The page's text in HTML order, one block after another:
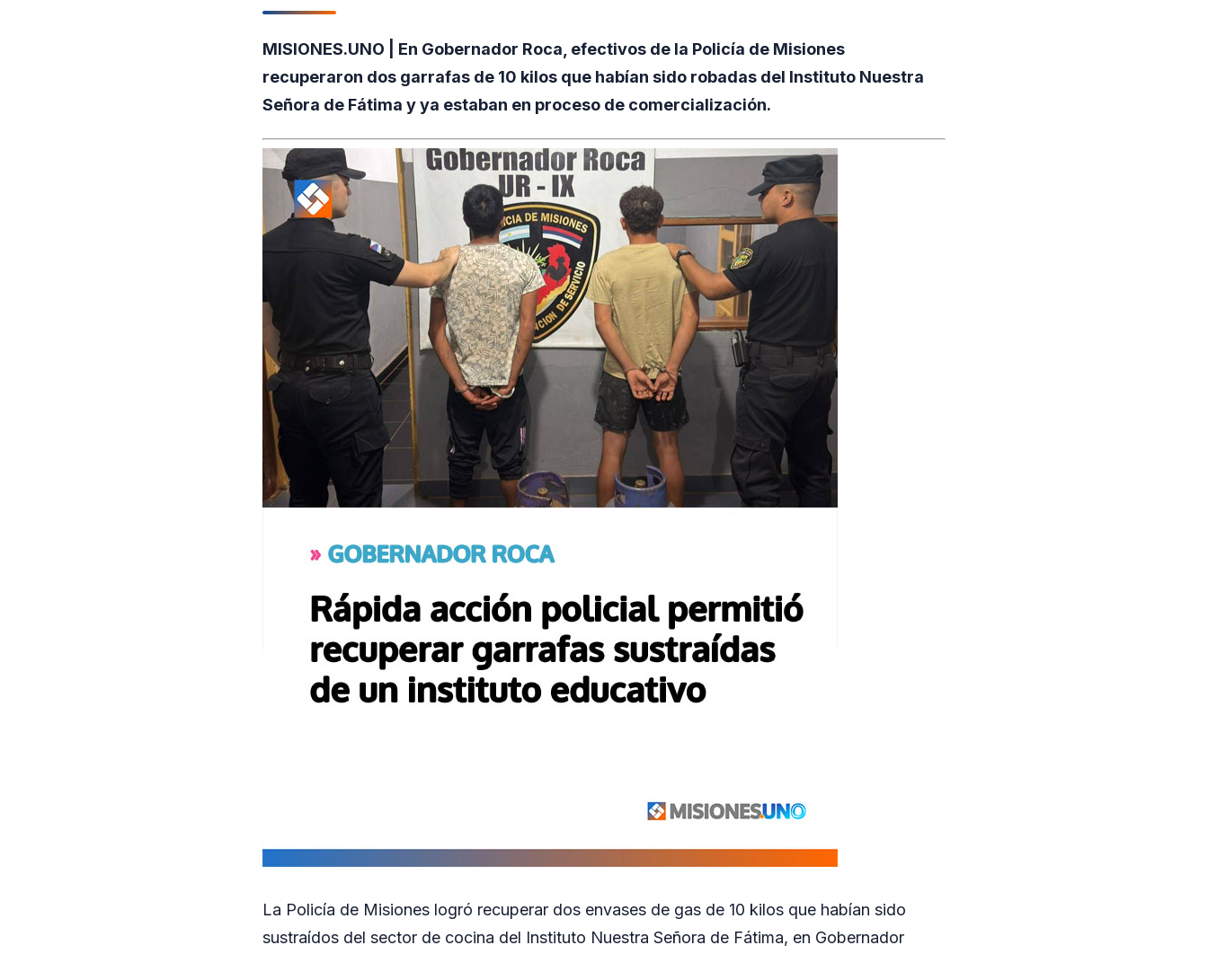
MISIONES.UNO | En Gobernador Roca, efectivos de la Policía de Misiones
recuperaron dos garrafas de 10 kilos que habían sido robadas del Instituto Nuestra
Señora de Fátima y ya estaban en proceso de comercialización.
La Policía de Misiones logró recuperar dos envases de gas de 10 kilos que habían sido
sustraídos del sector de cocina del Instituto Nuestra Señora de Fátima, en Gobernador